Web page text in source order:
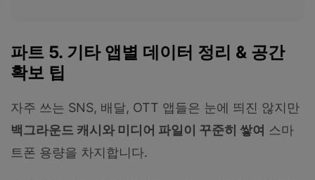
파트 5. 기타 앱별 데이터 정리 & 공간
확보 팁
자주 쓰는 SNS, 배달, OTT 앱들은 눈에 띄진 않지만
백그라운드 캐시와 미디어 파일이 꾸준히 쌓여 스마
트폰 용량을 차지합니다.